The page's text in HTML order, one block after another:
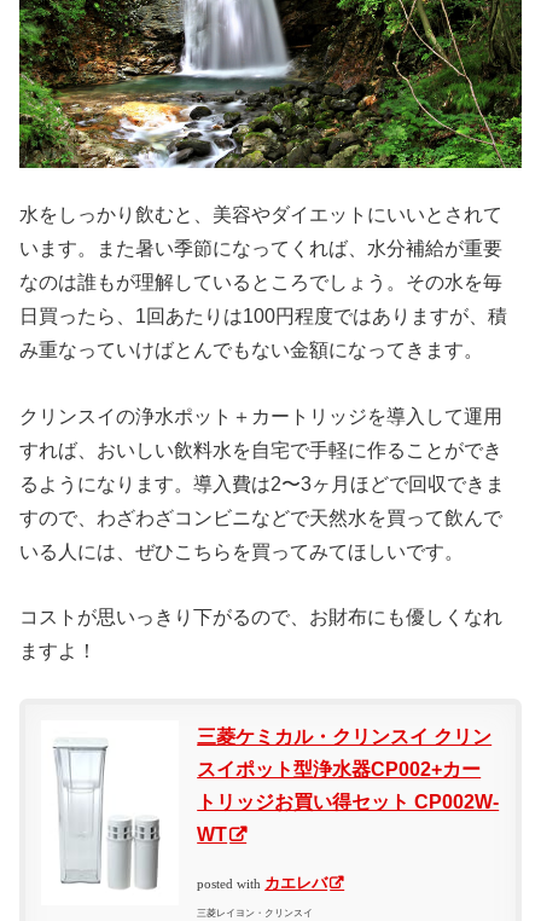
水をしっかり飲むと、美容やダイエットにいいとされて
います。また暑い季節になってくれば、水分補給が重要
なのは誰もが理解しているところでしょう。その水を毎
日買ったら、1回あたりは100円程度ではありますが、積
み重なっていけばとんでもない金額になってきます。
クリンスイの浄水ポット＋カートリッジを導入して運用
すれば、おいしい飲料水を自宅で手軽に作ることができ
るようになります。導入費は2〜3ヶ月ほどで回収できま
すので、わざわざコンビニなどで天然水を買って飲んで
いる人には、ぜひこちらを買ってみてほしいです。
コストが思いっきり下がるので、お財布にも優しくなれ
ますよ！
三菱ケミカル・クリンスイ クリン
スイポット型浄水器CP002+カー
トリッジお買い得セット CP002W-
WT
posted with カエレバ
三菱レイヨン・クリンスイ